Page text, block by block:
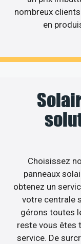
nombreux
en
Choisissez
panneaux
obtenez un
votre centrale
gérons toutes
reste vous êtes
service. De